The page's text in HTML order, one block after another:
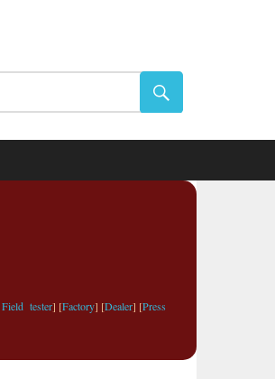
Field tester] [Factory] [Dealer] [Press